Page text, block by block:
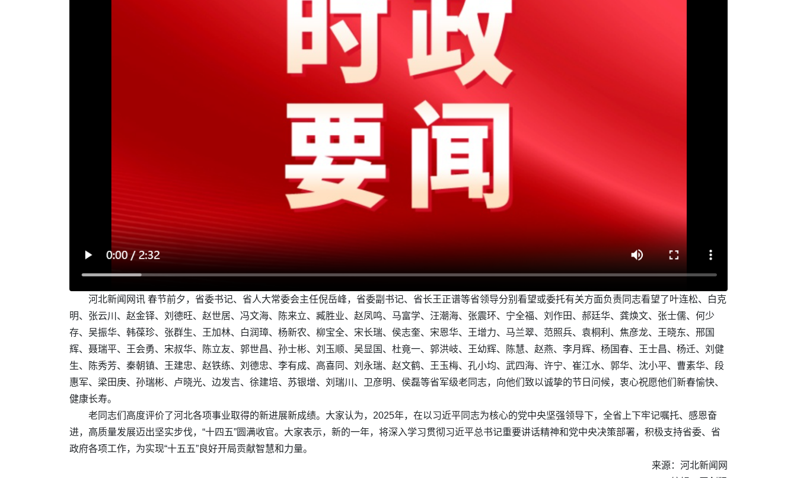
河北新闻网讯 春节前夕，省委书记、省人大常委会主任倪岳峰，省委副书记、省长王正谱等省领导分别看望或委托有关方面负责同志看望了叶连松、白克
明、张云川、赵金铎、刘德旺、赵世居、冯文海、陈来立、臧胜业、赵凤鸣、马富学、汪潮海、张震环、宁全福、刘作田、郝廷华、龚焕文、张士儒、何少
存、吴振华、韩葆珍、张群生、王加林、白润璋、杨新农、柳宝全、宋长瑞、侯志奎、宋恩华、王增力、马兰翠、范照兵、袁桐利、焦彦龙、王晓东、邢国
辉、聂瑞平、王会勇、宋叔华、陈立友、郭世昌、孙士彬、刘玉顺、吴显国、杜竟一、郭洪岐、王幼辉、陈慧、赵燕、李月辉、杨国春、王士昌、杨迁、刘健
生、陈秀芳、秦朝镇、王建忠、赵铁练、刘德忠、李有成、高喜同、刘永瑞、赵文鹤、王玉梅、孔小均、武四海、许宁、崔江水、郭华、沈小平、曹素华、段
惠军、梁田庚、孙瑞彬、卢晓光、边发吉、徐建培、苏银增、刘瑞川、卫彦明、侯磊等省军级老同志，向他们致以诚挚的节日问候，衷心祝愿他们新春愉快、
健康长寿。
老同志们高度评价了河北各项事业取得的新进展新成绩。大家认为，2025年，在以习近平同志为核心的党中央坚强领导下，全省上下牢记嘱托、感恩奋
进，高质量发展迈出坚实步伐，“十四五”圆满收官。大家表示，新的一年，将深入学习贯彻习近平总书记重要讲话精神和党中央决策部署，积极支持省委、省
政府各项工作，为实现“十五五”良好开局贡献智慧和力量。
来源：河北新闻网